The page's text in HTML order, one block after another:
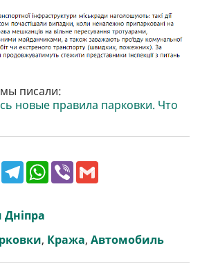
писали:
новые правила парковки. Что
E
m
a
T
e
g
r
m
W
h
a
p
p
V
b
, Кража, Автомобиль